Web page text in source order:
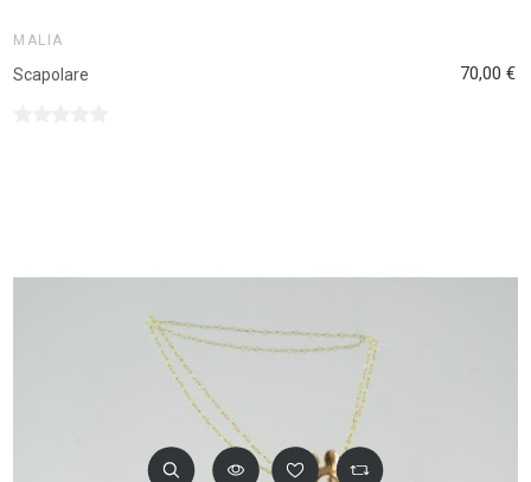
MALIA
Scapolare 70,00 €